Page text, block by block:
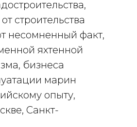
строительства
несомненный факт,
яхтенной
бизнеса
марин
опыту,
Санкт-